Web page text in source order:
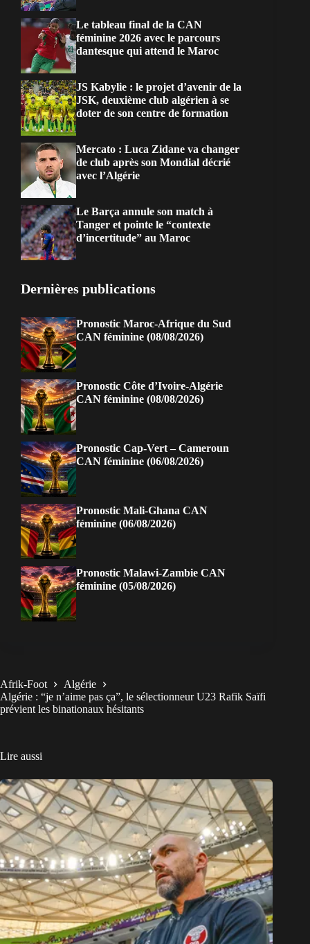
Le tableau final de la CAN
féminine 2026 avec le parcours
dantesque qui attend le Maroc
JS Kabylie : le projet d’avenir de la
JSK, deuxième club algérien à se
doter de son centre de formation
Mercato : Luca Zidane va changer
de club après son Mondial décrié
avec l’Algérie
Le Barça annule son match à
Tanger et pointe le “contexte
d’incertitude” au Maroc
Dernières publications
Pronostic Maroc-Afrique du Sud
CAN féminine (08/08/2026)
Pronostic Côte d’Ivoire-Algérie
CAN féminine (08/08/2026)
Pronostic Cap-Vert – Cameroun
CAN féminine (06/08/2026)
Pronostic Mali-Ghana CAN
féminine (06/08/2026)
Pronostic Malawi-Zambie CAN
féminine (05/08/2026)
Afrik-Foot
Algérie
Algérie : “je n’aime pas ça”, le sélectionneur U23 Rafik Saïfi
prévient les binationaux hésitants
Lire aussi